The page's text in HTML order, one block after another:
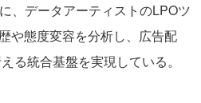
、データアーティストのLPOツ
や態度変容を分析し、広告配
る統合基盤を実現している。